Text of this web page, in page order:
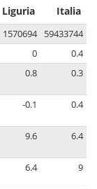
Liguria Italia
1570694
59433744
0
0.4
0.8 0.3
-0.1 0.4
9.6 6.4
6.4 9